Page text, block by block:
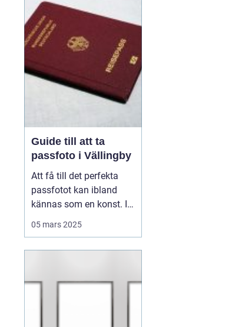
känslosamma stunder
som man vill för evigt
bevara i minnet.
september 2025
Guide till att ta
passfoto i Vällingby
Att få till det perfekta
passfotot kan ibland
kännas som en konst. I
rät...
05 mars 2025